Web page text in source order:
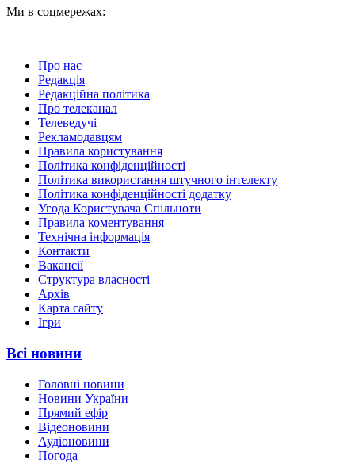
Ми в соцмережах:
Про нас
Редакція
Редакційна політика
Про телеканал
Телеведучі
Рекламодавцям
Правила користування
Політика конфіденційності
Політика використання штучного інтелекту
Політика конфіденційності додатку
Угода Користувача Спільноти
Правила коментування
Технічна інформація
Контакти
Вакансії
Структура власності
Архів
Карта сайту
Ігри
Всі новини
Головні новини
Новини України
Прямий ефір
Відеоновини
Аудіоновини
Погода